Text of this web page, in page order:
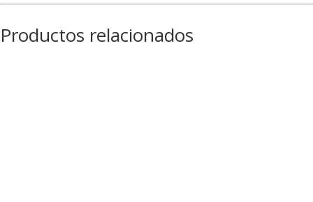
Productos relacionados